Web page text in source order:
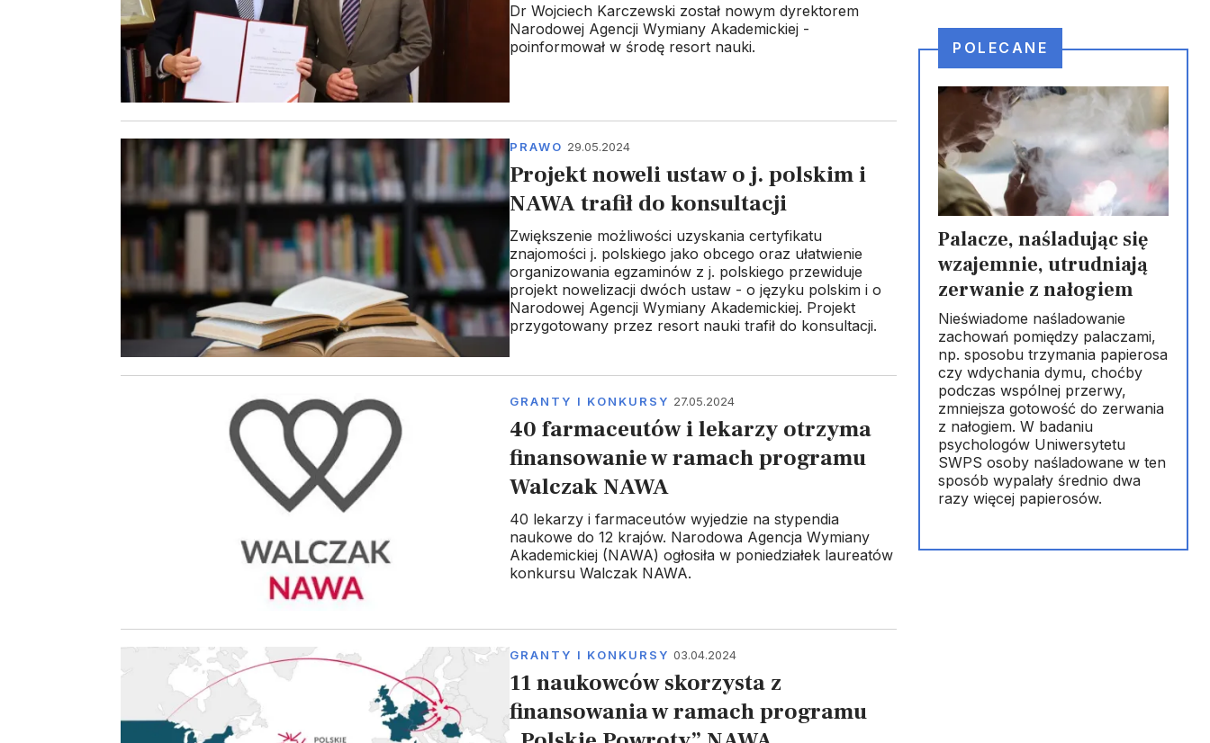
Dr Wojciech Karczewski został nowym dyrektorem
Narodowej Agencji Wymiany Akademickiej -
poinformował w środę resort nauki.
PRAWO 29.05.2024
Projekt noweli ustaw o j. polskim i
NAWA trafił do konsultacji
Zwiększenie możliwości uzyskania certyfikatu
znajomości j. polskiego jako obcego oraz ułatwienie
organizowania egzaminów z j. polskiego przewiduje
projekt nowelizacji dwóch ustaw - o języku polskim i o
Narodowej Agencji Wymiany Akademickiej. Projekt
przygotowany przez resort nauki trafił do konsultacji.
GRANTY I KONKURSY 27.05.2024
40 farmaceutów i lekarzy otrzyma
finansowanie w ramach programu
Walczak NAWA
40 lekarzy i farmaceutów wyjedzie na stypendia
naukowe do 12 krajów. Narodowa Agencja Wymiany
Akademickiej (NAWA) ogłosiła w poniedziałek laureatów
konkursu Walczak NAWA.
GRANTY I KONKURSY 03.04.2024
11 naukowców skorzysta z
finansowania w ramach programu
POLECANE
Palacze, naśladując się
wzajemnie, utrudniają
zerwanie z nałogiem
Nieświadome naśladowanie
zachowań pomiędzy palaczami,
np. sposobu trzymania papierosa
czy wdychania dymu, choćby
podczas wspólnej przerwy,
zmniejsza gotowość do zerwania
z nałogiem. W badaniu
psychologów Uniwersytetu
SWPS osoby naśladowane w ten
sposób wypalały średnio dwa
razy więcej papierosów.